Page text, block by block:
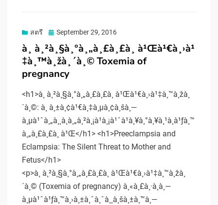
สตรี
Posted
on
September 29, 2016
à¸ à¸²à¸§à¸°à¸„à¸£à¸£à¸ à¹Œà¹€à¸›à¹
‡à¸™à¸žà¸´à¸© Toxemia of
pregnancy
<h1>à¸ à¸²à¸§à¸°à¸„à¸£à¸£à¸ à¹Œà¹€à¸›à¹‡à¸™à¸žà¸
´à¸©: à¸ à¸±à¸¢à¹€à¸‡à¸µà¸¢à¸šà¸—
à¸µà¹ˆà¸„à¸¸à¸à¸„à¸²à¸¡à¹à¸¡à¹ˆà¹à¸¥à¸°à¸¥à¸¹à¸à¹ƒà¸™
à¸„à¸£à¸£à¸ à¹Œ</h1> <h1>Preeclampsia and
Eclampsia: The Silent Threat to Mother and
Fetus</h1>
<p>à¸ à¸²à¸§à¸°à¸„à¸£à¸£à¸ à¹Œà¹€à¸›à¹‡à¸™à¸žà¸
´à¸© (Toxemia of pregnancy) à¸«à¸£à¸·à¸­à¸—
à¸µà¹ˆà¹ƒà¸™à¸›à¸±à¸ˆà¸ˆà¸¸à¸šà¸±à¸™à¸—